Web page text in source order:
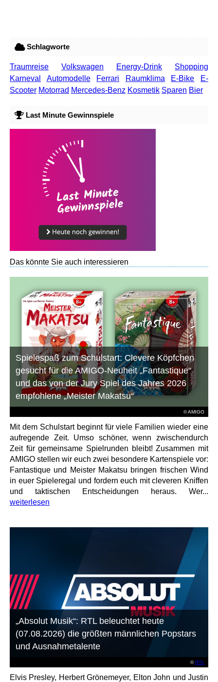
Schlagworte
Traumreise Volkswagen Energy-Drink
Shopping
Karneval
Automodelle Ferrari Raumklima E-Bike
E-
Scooter Motorrad Mercedes-Benz Kosmetik Sparen Bier
Last Minute Gewinnspiele
Das könnte Sie auch interessieren
© AMIGO
Spielespaß zum Schulstart: Clevere Köpfchen
gesucht für die AMIGO-Neuheit „Fantastique“
und das von der Jury Spiel des Jahres 2026
empfohlene „Meister Makatsu“
Mit dem Schulstart beginnt für viele Familien wieder eine
aufregende Zeit. Umso schöner, wenn zwischendurch
Zeit für gemeinsame Spielrunden bleibt! Zusammen mit
AMIGO stellen wir euch zwei besondere Kartenspiele vor:
Fantastique und Meister Makatsu bringen frischen Wind
in euer Spieleregal und fordern euch mit cleveren Kniffen
und taktischen Entscheidungen heraus. Wer...
weiterlesen
©RTL
„Absolut Musik“: RTL beleuchtet heute
(07.08.2026) die größten männlichen Popstars
und Ausnahmetalente
Elvis Presley, Herbert Grönemeyer, Elton John und Justin